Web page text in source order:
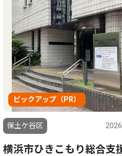
ピックアップ（PR）
保土ケ谷区
横浜市ひきこもり総合支